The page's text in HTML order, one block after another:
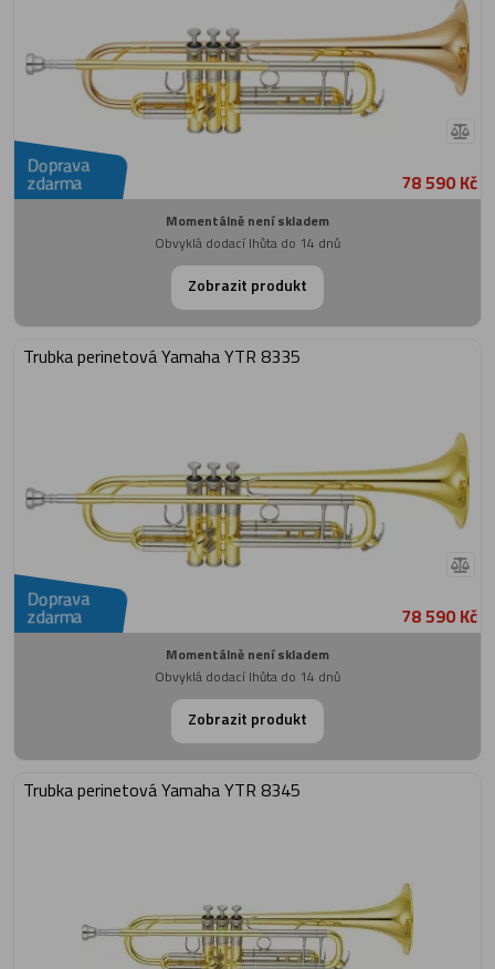
Doprava
zdarma 78 590 Kč
Momentálně není skladem
Obvyklá dodací lhůta do 14 dnů
Zobrazit produkt
Trubka perinetová Yamaha YTR 8335
Doprava
zdarma 78 590 Kč
Momentálně není skladem
Obvyklá dodací lhůta do 14 dnů
Zobrazit produkt
Trubka perinetová Yamaha YTR 8345